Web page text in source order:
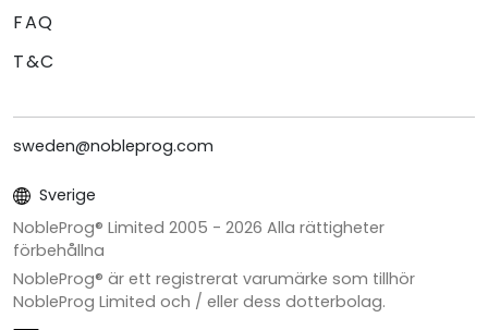
FAQ
T&C
sweden@nobleprog.com
Sverige
NobleProg® Limited 2005 - 2026 Alla rättigheter
förbehållna
NobleProg® är ett registrerat varumärke som tillhör
NobleProg Limited och / eller dess dotterbolag.